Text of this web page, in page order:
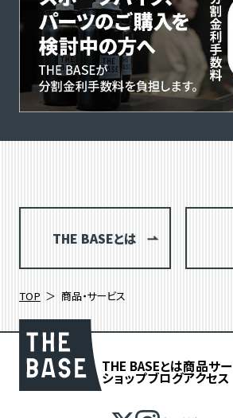
THE BASEとは
TOP 商品・サービス
THE BASEとは商品サ
ショップブログアクセス